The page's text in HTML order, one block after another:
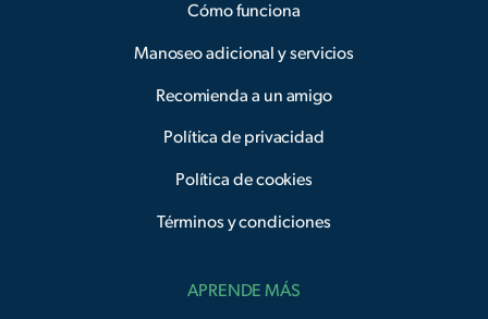
Cómo funciona
Manoseo adicional y servicios
Recomienda a un amigo
Política de privacidad
Política de cookies
Términos y condiciones
APRENDE MÁS